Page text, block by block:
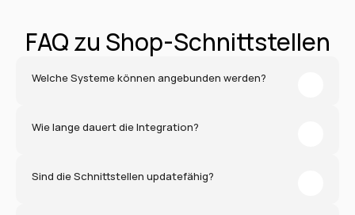
FAQ zu Shop-Schnittstellen
Welche Systeme können angebunden werden?
Wie lange dauert die Integration?
Sind die Schnittstellen updatefähig?